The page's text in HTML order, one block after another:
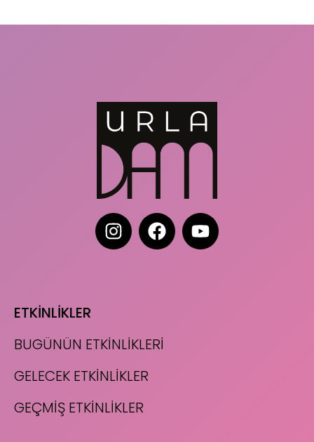
ETKİNLİKLER
BUGÜNÜN ETKİNLİKLERİ
GELECEK ETKİNLİKLER
GEÇMİŞ ETKİNLİKLER